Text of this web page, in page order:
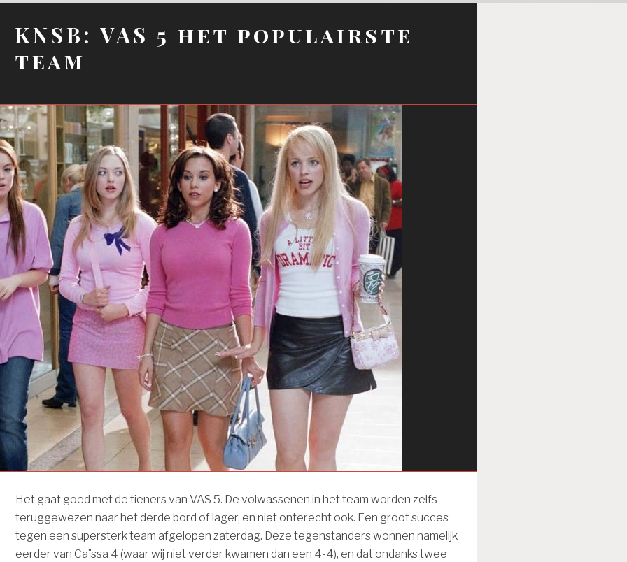
KNSB: VAS 5 het populairste
team
Het gaat goed met de tieners van VAS 5. De volwassenen in het team worden zelfs
teruggewezen naar het derde bord of lager, en niet onterecht ook. Een groot succes
tegen een supersterk team afgelopen zaterdag. Deze tegenstanders wonnen namelijk
eerder van Caïssa 4 (waar wij niet verder kwamen dan een 4-4), en dat ondanks twee